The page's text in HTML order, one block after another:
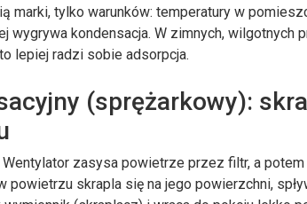
marki, tylko warunków: temperatury w
wygrywa kondensacja. W zimnych, wilgotnych
lepiej radzi sobie adsorpcja.
(sprężarkowy):
Wentylator zasysa powietrze przez filtr, a
powietrzu skrapla się na jego powierzchni,